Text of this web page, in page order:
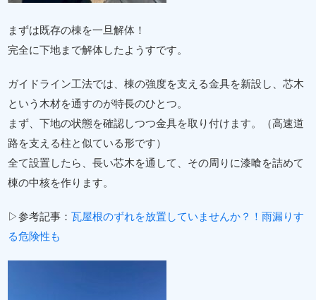
まずは既存の棟を一旦解体！
完全に下地まで解体したようすです。
ガイドライン工法では、棟の強度を支える金具を新設し、芯木
という木材を通すのが特長のひとつ。
まず、下地の状態を確認しつつ金具を取り付けます。（高速道
路を支える柱と似ている形です）
全て設置したら、長い芯木を通して、その周りに漆喰を詰めて
棟の中核を作ります。
▷参考記事：瓦屋根のずれを放置していませんか？！雨漏りす
る危険性も